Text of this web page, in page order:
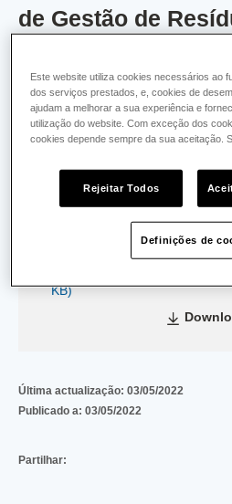
de Gestão de
Empresa:Resisperfil
Concelho:Setúbal
Data de Emissão:12/07/
Data de Validade:15/10/
KB)
Última actualização: 03/05/2022
Publicado a: 03/05/2022
Partilhar:
Este website utiliza cookies necessários ao
dos serviços prestados, e, cookies de
ajudam a melhorar a sua experiência e
utilização do website. Com exceção dos
cookies depende sempre da sua aceitação.
Rejeitar Todos
Definições de